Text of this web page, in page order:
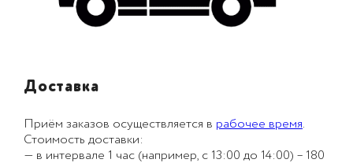
Доставка
Приём заказов осуществляется в рабочее время.
Стоимость доставки:
— в интервале 1 час (например, с 13:00 до 14:00) – 180